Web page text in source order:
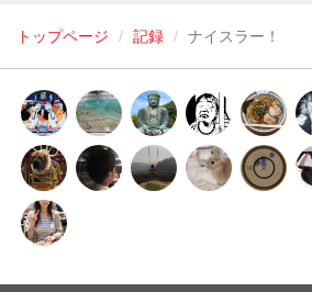
トップページ 記録 ナイスラー！